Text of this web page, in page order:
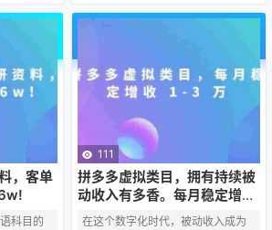
成内容
育自动
何帮助
。 一、
个性化
学生的
适合他
的学习
拼多多平台抓住这一风口，推出了A
稿，提升求职成功率。这一服务不
仅满足了市场的需求，也为小白创
业者提供了一个低门槛、高回报的
创业机会。 一、拼多多AI简历PPT
的优势 个性化定制：AI技术可以根
据用户的个人信息、工作经历和求
职意向，自动生成个性化的简历和P
，客单
科目的
111
拼多多虚拟类目，拥有持续被
动收入有多香。每月稳定增收
1-3 万
在这个数字化时代，被动收入成为